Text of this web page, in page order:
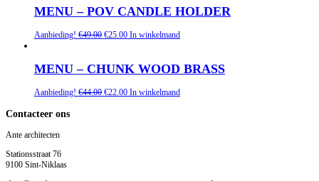
MENU – POV CANDLE HOLDER
Aanbieding! €49.00 €25.00 In winkelmand
MENU – CHUNK WOOD BRASS
Aanbieding! €44.00 €22.00 In winkelmand
Contacteer ons
Ante architecten
Stationsstraat 76
9100 Sint-Niklaas